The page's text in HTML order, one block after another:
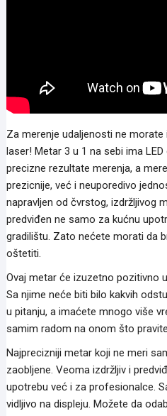
Za merenje udaljenosti ne
laser! Metar 3 u 1 na sebi ima
precizne rezultate merenja, a
prezicnije, već i neuporedivo
napravljen od čvrstog, izdržljivog
predviđen ne samo za kućnu
gradilištu. Zato nećete morati da
oštetiti.
Ovaj metar će izuzetno pozitivno
Sa njime neće biti bilo kakvih
u pitanju, a imaćete mnogo više
samim radom na onom što
Najprecizniji metar koji ne meri
zaobljene. Veoma izdržljiv i
upotrebu već i za profesionalce.
vidljivo na displeju. Možete da